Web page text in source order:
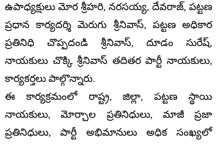
ఉపాధ్యక్షులు మోర శ్రీహరి, నరసయ్య, దేవరాజ్, పట్టణ
ప్రధాన కార్యదర్శి మెరుగు శ్రీనివాస్, పట్టణ అధికార
ప్రతినిధి చొప్పదండి శ్రీనివాస్, దూడం సురేష్,
నాయకులు చొక్కి శ్రీనివాస్ తదితర పార్టీ నాయకులు,
కార్యకర్తలు పాల్గొన్నారు.
ఈ కార్యక్రమంలో రాష్ట్ర, జిల్లా, పట్టణ స్థాయి
నాయకులు, మోర్చాల ప్రతినిధులు, మాజీ ప్రజా
ప్రతినిధులు, పార్టీ అభిమానులు అధిక సంఖ్యలో